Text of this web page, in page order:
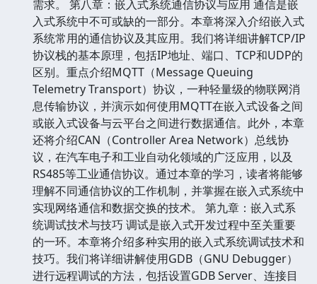
需求。 第八章：嵌入式系统通信协议与应用 通信是嵌
入式系统中不可或缺的一部分。本章将深入介绍嵌入式
系统常用的通信协议及其应用。我们将详细讲解TCP/IP
协议栈的基本原理，包括IP地址、端口、TCP和UDP的
区别。重点介绍MQTT（Message Queuing
Telemetry Transport）协议，一种轻量级的物联网消
息传输协议，并演示如何使用MQTT在嵌入式设备之间
或嵌入式设备与云平台之间进行数据通信。此外，本章
还将介绍CAN（Controller Area Network）总线协
议，在汽车电子和工业自动化领域的广泛应用，以及
RS485等工业通信协议。通过本章的学习，读者将能够
理解不同通信协议的工作机制，并掌握在嵌入式系统中
实现网络通信和数据交换的技术。 第九章：嵌入式系
统调试技术与技巧 调试是嵌入式开发过程中至关重要
的一环。本章将介绍多种实用的嵌入式系统调试技术和
技巧。我们将详细讲解使用GDB（GNU Debugger）
进行远程调试的方法，包括设置GDB Server、连接目